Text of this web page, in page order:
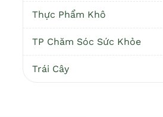
Thực Phẩm Khô
TP Chăm Sóc Sức Khỏe
Trái Cây